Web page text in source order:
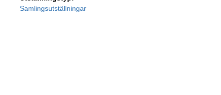
Samlingsutställningar